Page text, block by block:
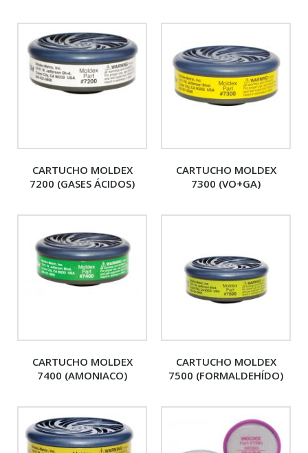
CARTUCHO MOLDEX
7200 (GASES ÁCIDOS)
CARTUCHO MOLDEX
7300 (VO+GA)
CARTUCHO MOLDEX
7400 (AMONIACO)
CARTUCHO MOLDEX
7500 (FORMALDEHÍDO)